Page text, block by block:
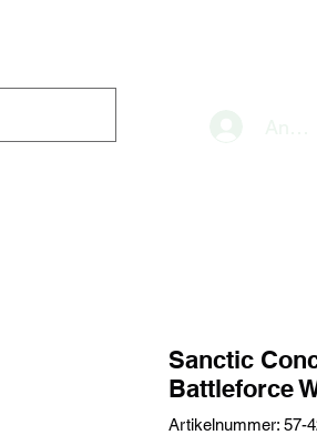
Sanctic
Battleforce
Artikelnummer: 57-